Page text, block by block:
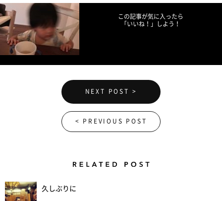
この記事が気に入ったら
「いいね！」しよう！
NEXT POST >
< PREVIOUS POST
久しぶりに